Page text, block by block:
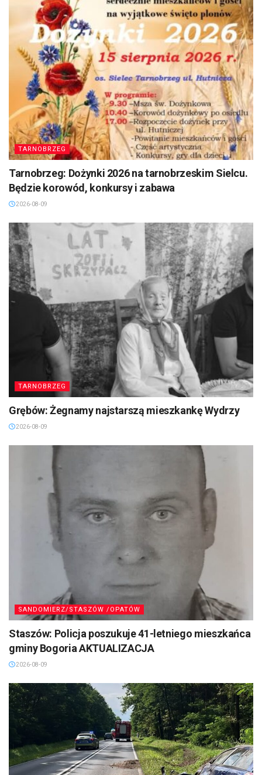
TARNOBRZEG
Tarnobrzeg: Dożynki 2026 na tarnobrzeskim Sielcu.
Będzie korowód, konkursy i zabawa
2026-08-09
TARNOBRZEG
Grębów: Żegnamy najstarszą mieszkankę Wydrzy
2026-08-09
SANDOMIERZ/STASZÓW /OPATÓW
Staszów: Policja poszukuje 41-letniego mieszkańca
gminy Bogoria AKTUALIZACJA
2026-08-09